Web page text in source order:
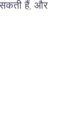
सकती हैं, और